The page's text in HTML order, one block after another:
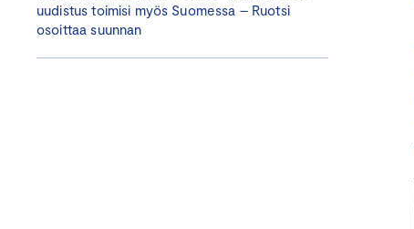
uudistus toimisi myös Suomessa – Ruotsi
osoittaa suunnan